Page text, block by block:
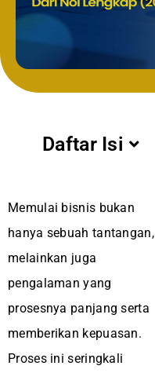
Daftar Isi
Memulai bisnis bukan
hanya sebuah tantangan,
melainkan juga
pengalaman yang
prosesnya panjang serta
memberikan kepuasan.
Proses ini seringkali